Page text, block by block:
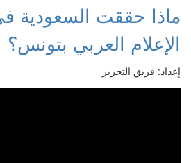
ماذا حققت السعودية
الإعلام العربي بتونس؟
إعداد: فريق التحرير